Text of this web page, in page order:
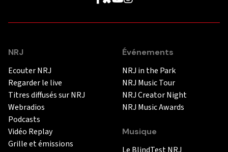
NRJ
Ecouter NRJ
Regarder le live
Titres diffusés sur NRJ
Webradios
Podcasts
Vidéo Replay
Grille et émissions
Événements
NRJ in the Park
NRJ Music Tour
NRJ Creator Night
NRJ Music Awards
Musique